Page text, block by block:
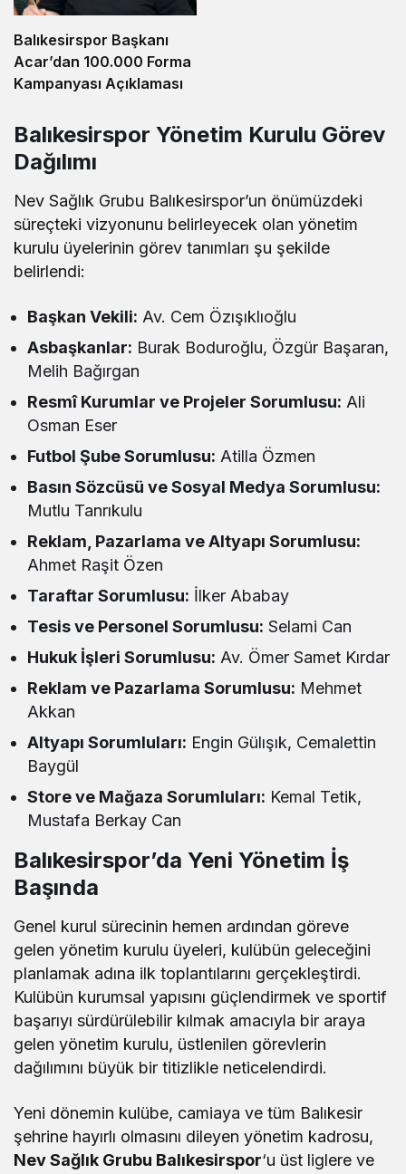
Balıkesirspor Başkanı
Acar’dan 100.000 Forma
Kampanyası Açıklaması
Balıkesirspor Yönetim Kurulu Görev
Dağılımı
Nev Sağlık Grubu Balıkesirspor’un önümüzdeki
süreçteki vizyonunu belirleyecek olan yönetim
kurulu üyelerinin görev tanımları şu şekilde
belirlendi:
Başkan Vekili: Av. Cem Özışıklıoğlu
Asbaşkanlar: Burak Boduroğlu, Özgür Başaran,
Melih Bağırgan
Resmî Kurumlar ve Projeler Sorumlusu: Ali
Osman Eser
Futbol Şube Sorumlusu: Atilla Özmen
Basın Sözcüsü ve Sosyal Medya Sorumlusu:
Mutlu Tanrıkulu
Reklam, Pazarlama ve Altyapı Sorumlusu:
Ahmet Raşit Özen
Taraftar Sorumlusu: İlker Ababay
Tesis ve Personel Sorumlusu: Selami Can
Hukuk İşleri Sorumlusu: Av. Ömer Samet Kırdar
Reklam ve Pazarlama Sorumlusu: Mehmet
Akkan
Altyapı Sorumluları: Engin Gülışık, Cemalettin
Baygül
Store ve Mağaza Sorumluları: Kemal Tetik,
Mustafa Berkay Can
Balıkesirspor’da Yeni Yönetim İş
Başında
Genel kurul sürecinin hemen ardından göreve
gelen yönetim kurulu üyeleri, kulübün geleceğini
planlamak adına ilk toplantılarını gerçekleştirdi.
Kulübün kurumsal yapısını güçlendirmek ve sportif
başarıyı sürdürülebilir kılmak amacıyla bir araya
gelen yönetim kurulu, üstlenilen görevlerin
dağılımını büyük bir titizlikle neticelendirdi.
Yeni dönemin kulübe, camiaya ve tüm Balıkesir
şehrine hayırlı olmasını dileyen yönetim kadrosu,
Nev Sağlık Grubu Balıkesirspor‘u üst liglere ve